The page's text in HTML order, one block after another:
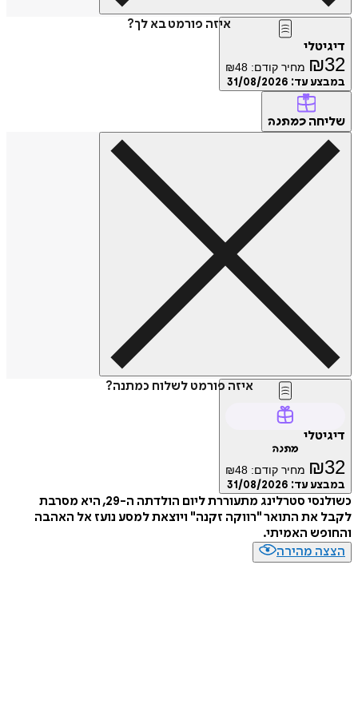
איזה פורמט בא לך?
₪ מחיר קודם: ₪48
עד:31/08/2026
כמתנה
איזה פורמט לשלוח כמתנה?
₪ מחיר קודם: ₪48
עד:31/08/2026
כשולנסי סטרלינג מתעוררת ליום הולדתה ה-29, היא מסרבת
את התואר "רווקה זקנה" ויוצאת למסע נועז אל האהבה
האמיתי.
מהירה